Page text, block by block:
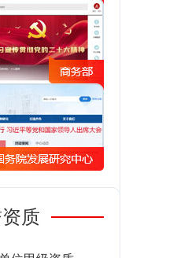
质